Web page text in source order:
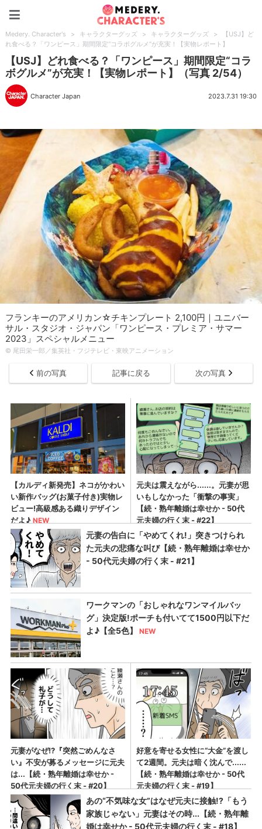
Medery. Character's > キャラクターグッズ > キャラクターグッズ >
【USJ】ど
れ食べる？「ワンピース」期間限定“コラボグルメ”が充実！【実物レポート】
【USJ】どれ食べる？「ワンピース」期間限定“コラ
ボグルメ”が充実！【実物レポート】（写真 2/54）
Character Japan 2023.7.31 19:30
フランキーのアメリカン☆チキンプレート 2,100円｜ユニバー
サル・スタジオ・ジャパン「ワンピース・プレミア・サマー
2023」スペシャルメニュー
© 尾田栄一郎／集英社・フジテレビ・東映アニメーション
前の写真 記事に戻る 次の写真